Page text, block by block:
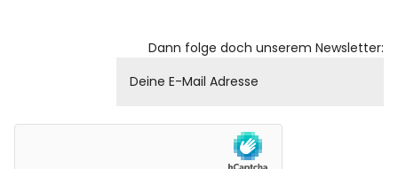
Dann folge doch unserem Newsletter: